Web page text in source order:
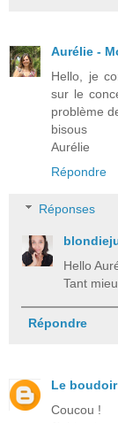
Aurélie -
Hello, je
sur le
problème
bisous
Aurélie
Répondre
Réponses
Hello
Tant
Répondre
Le
Coucou !